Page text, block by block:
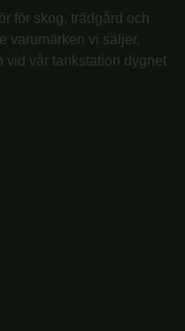
för skog, trädgård och
varumärken vi säljer.
vid vår tankstation dygnet